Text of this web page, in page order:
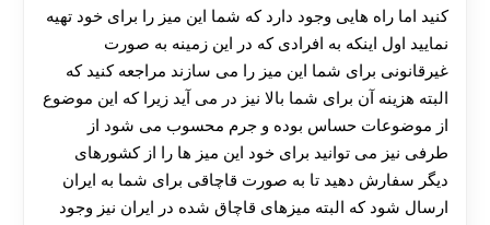
کنید اما راه هایی وجود دارد که شما این میز را برای خود تهیه
نمایید اول اینکه به افرادی که در این زمینه به صورت
غیرقانونی برای شما این میز را می سازند مراجعه کنید که
البته هزینه آن برای شما بالا نیز در می آید زیرا که این موضوع
از موضوعات حساس بوده و جرم محسوب می شود از
طرفی نیز می توانید برای خود این میز ها را از کشورهای
دیگر سفارش دهید تا به صورت قاچاقی برای شما به ایران
ارسال شود که البته میزهای قاچاق شده در ایران نیز وجود